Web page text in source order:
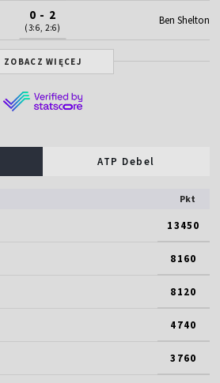
0 - 2
(3:6, 2:6)
Ben Shelton
ZOBACZ WIĘCEJ
ATP Debel
Pkt
13450
8160
8120
4740
3760